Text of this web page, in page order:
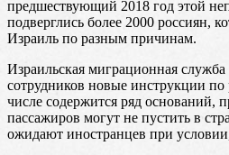
предшествующий 2018 год этой
подверглись более 2000 россиян,
Израиль по разным причинам.
Израильская миграционная служба
сотрудников новые инструкции по
числе содержится ряд оснований,
пассажиров могут не пустить в
ожидают иностранцев при